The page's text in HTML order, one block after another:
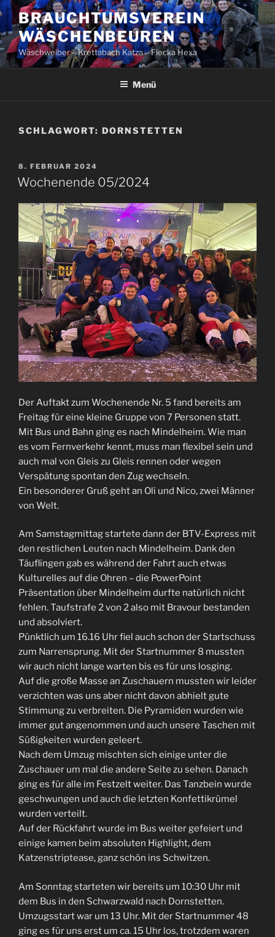
Zum
Inhalt
springen
BRAUCHTUMSVEREIN
WÄSCHENBEUREN
Wäschweiber – Krettabach Katza – Flecka Hexa
Menü
SCHLAGWORT: DORNSTETTEN
VERÖFFENTLICHT
AM
8. FEBRUAR 2024
Wochenende 05/2024
Der Auftakt zum Wochenende Nr. 5 fand bereits am
Freitag für eine kleine Gruppe von 7 Personen statt.
Mit Bus und Bahn ging es nach Mindelheim. Wie man
es vom Fernverkehr kennt, muss man flexibel sein und
auch mal von Gleis zu Gleis rennen oder wegen
Verspätung spontan den Zug wechseln.
Ein besonderer Gruß geht an Oli und Nico, zwei Männer
von Welt.
Am Samstagmittag startete dann der BTV-Express mit
den restlichen Leuten nach Mindelheim. Dank den
Täuflingen gab es während der Fahrt auch etwas
Kulturelles auf die Ohren – die PowerPoint
Präsentation über Mindelheim durfte natürlich nicht
fehlen. Taufstrafe 2 von 2 also mit Bravour bestanden
und absolviert.
Pünktlich um 16.16 Uhr fiel auch schon der Startschuss
zum Narrensprung. Mit der Startnummer 8 mussten
wir auch nicht lange warten bis es für uns losging.
Auf die große Masse an Zuschauern mussten wir leider
verzichten was uns aber nicht davon abhielt gute
Stimmung zu verbreiten. Die Pyramiden wurden wie
immer gut angenommen und auch unsere Taschen mit
Süßigkeiten wurden geleert.
Nach dem Umzug mischten sich einige unter die
Zuschauer um mal die andere Seite zu sehen. Danach
ging es für alle im Festzelt weiter. Das Tanzbein wurde
geschwungen und auch die letzten Konfettikrümel
wurden verteilt.
Auf der Rückfahrt wurde im Bus weiter gefeiert und
einige kamen beim absoluten Highlight, dem
Katzenstriptease, ganz schön ins Schwitzen.
Am Sonntag starteten wir bereits um 10:30 Uhr mit
dem Bus in den Schwarzwald nach Dornstetten.
Umzugsstart war um 13 Uhr. Mit der Startnummer 48
ging es für uns erst um ca. 15 Uhr los, trotzdem waren